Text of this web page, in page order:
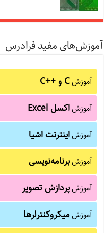
آموزش‌های مفید فرادرس
آموزشC و C++‎
آموزشاکسل Excel
آموزشاینترنت اشیا
آموزشبرنامه‌نویسی
آموزشپردازش تصویر
آموزشمیکروکنترلرها